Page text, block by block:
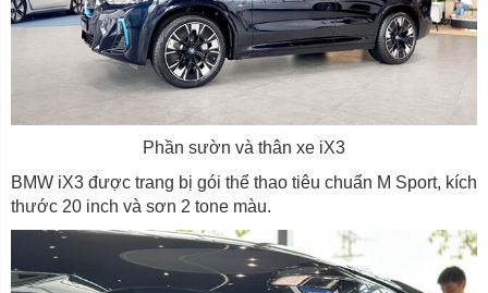
Phần sườn và thân xe iX3
BMW iX3 được trang bị gói thể thao tiêu chuẩn M Sport, kích
thước 20 inch và sơn 2 tone màu.